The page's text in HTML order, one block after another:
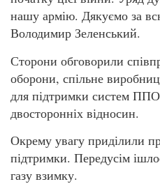
нашу армію. Дякуємо за
Володимир Зеленський.
Сторони обговорили
оборони, спільне
для підтримки систем
двосторонніх відносин.
Окрему увагу приділили
підтримки. Передусім
газу взимку.